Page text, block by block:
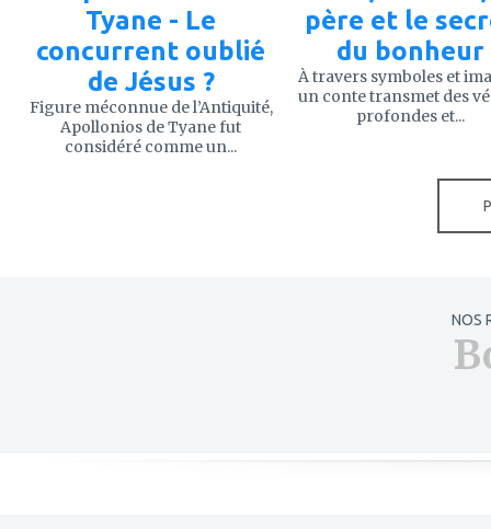
Tyane - Le
concurrent oublié
de Jésus ?
Figure méconnue de l’Antiquité,
Apollonios de Tyane fut
considéré comme un...
père et le
du bonheur
À travers symboles et
un conte transmet des
profondes et...
NOS